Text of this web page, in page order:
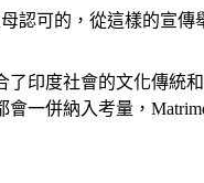
認可的，從這樣的宣傳
了印度社會的文化傳統
一併納入考量，